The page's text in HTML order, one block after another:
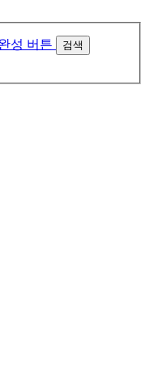
검색